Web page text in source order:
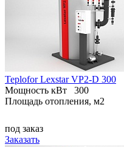
Teplofor Lexstar VP2-D 300
Мощность кВт
300
Площадь отопления, м2
под заказ
Заказать